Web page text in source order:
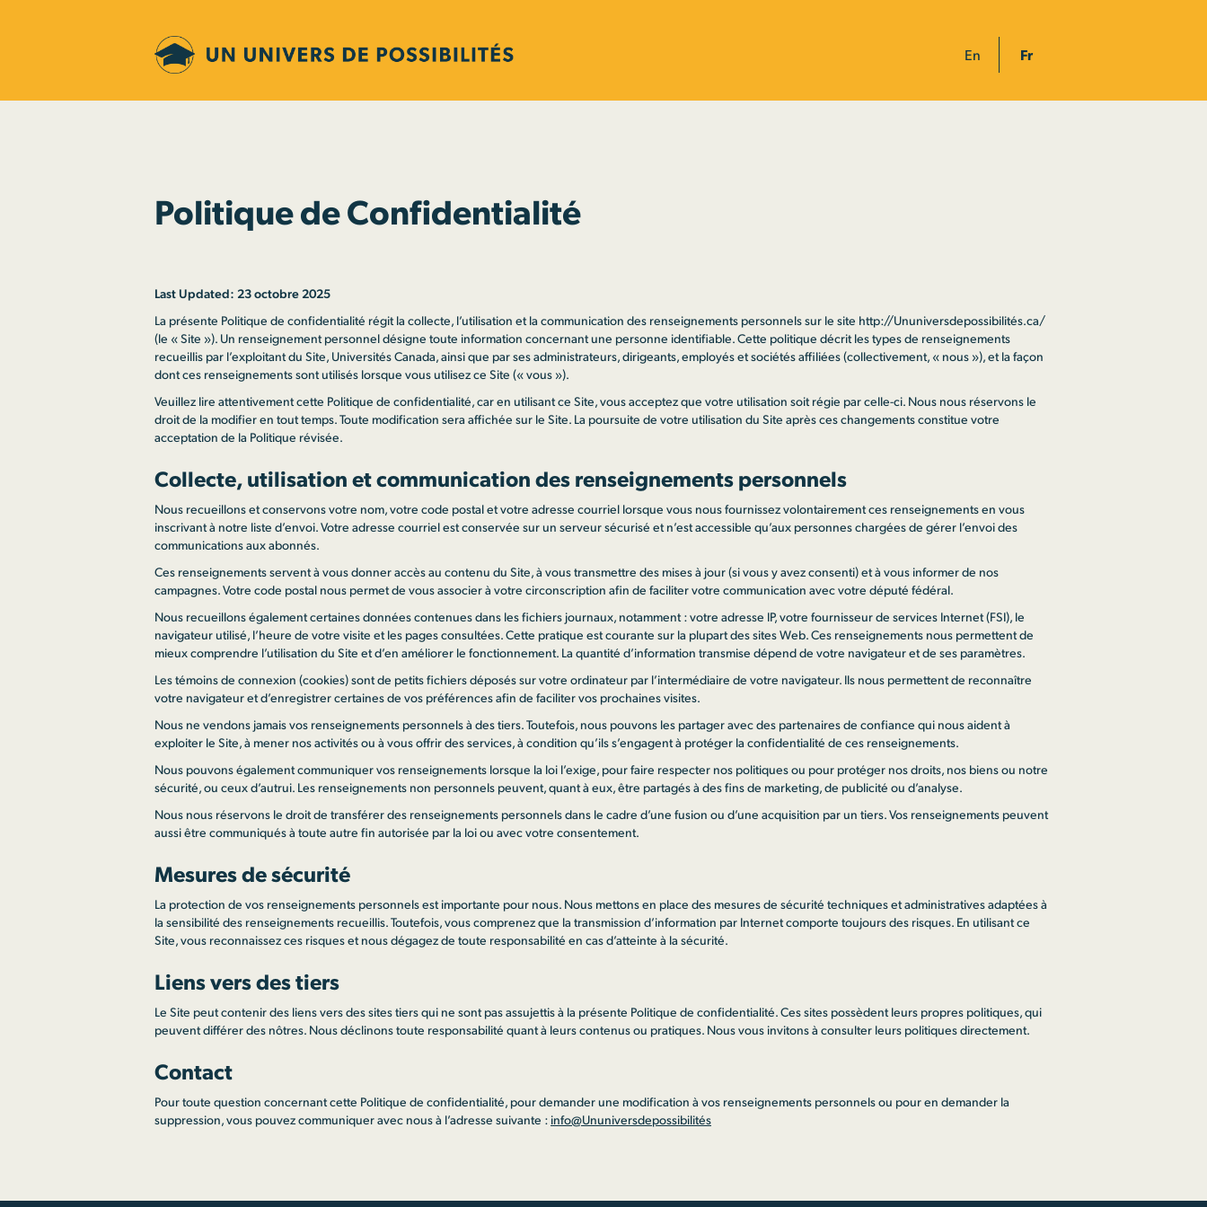
En Fr
Politique de Confidentialité
Last Updated: 23 octobre 2025
La présente Politique de confidentialité régit la collecte, l’utilisation et la communication des renseignements personnels sur le site http://Ununiversdepossibilités.ca/
(le « Site »). Un renseignement personnel désigne toute information concernant une personne identifiable. Cette politique décrit les types de renseignements
recueillis par l’exploitant du Site, Universités Canada, ainsi que par ses administrateurs, dirigeants, employés et sociétés affiliées (collectivement, « nous »), et la façon
dont ces renseignements sont utilisés lorsque vous utilisez ce Site (« vous »).
Veuillez lire attentivement cette Politique de confidentialité, car en utilisant ce Site, vous acceptez que votre utilisation soit régie par celle-ci. Nous nous réservons le
droit de la modifier en tout temps. Toute modification sera affichée sur le Site. La poursuite de votre utilisation du Site après ces changements constitue votre
acceptation de la Politique révisée.
Collecte, utilisation et communication des renseignements personnels
Nous recueillons et conservons votre nom, votre code postal et votre adresse courriel lorsque vous nous fournissez volontairement ces renseignements en vous
inscrivant à notre liste d’envoi. Votre adresse courriel est conservée sur un serveur sécurisé et n’est accessible qu’aux personnes chargées de gérer l’envoi des
communications aux abonnés.
Ces renseignements servent à vous donner accès au contenu du Site, à vous transmettre des mises à jour (si vous y avez consenti) et à vous informer de nos
campagnes. Votre code postal nous permet de vous associer à votre circonscription afin de faciliter votre communication avec votre député fédéral.
Nous recueillons également certaines données contenues dans les fichiers journaux, notamment : votre adresse IP, votre fournisseur de services Internet (FSI), le
navigateur utilisé, l’heure de votre visite et les pages consultées. Cette pratique est courante sur la plupart des sites Web. Ces renseignements nous permettent de
mieux comprendre l’utilisation du Site et d’en améliorer le fonctionnement. La quantité d’information transmise dépend de votre navigateur et de ses paramètres.
Les témoins de connexion (cookies) sont de petits fichiers déposés sur votre ordinateur par l’intermédiaire de votre navigateur. Ils nous permettent de reconnaître
votre navigateur et d’enregistrer certaines de vos préférences afin de faciliter vos prochaines visites.
Nous ne vendons jamais vos renseignements personnels à des tiers. Toutefois, nous pouvons les partager avec des partenaires de confiance qui nous aident à
exploiter le Site, à mener nos activités ou à vous offrir des services, à condition qu’ils s’engagent à protéger la confidentialité de ces renseignements.
Nous pouvons également communiquer vos renseignements lorsque la loi l’exige, pour faire respecter nos politiques ou pour protéger nos droits, nos biens ou notre
sécurité, ou ceux d’autrui. Les renseignements non personnels peuvent, quant à eux, être partagés à des fins de marketing, de publicité ou d’analyse.
Nous nous réservons le droit de transférer des renseignements personnels dans le cadre d’une fusion ou d’une acquisition par un tiers. Vos renseignements peuvent
aussi être communiqués à toute autre fin autorisée par la loi ou avec votre consentement.
Mesures de sécurité
La protection de vos renseignements personnels est importante pour nous. Nous mettons en place des mesures de sécurité techniques et administratives adaptées à
la sensibilité des renseignements recueillis. Toutefois, vous comprenez que la transmission d’information par Internet comporte toujours des risques. En utilisant ce
Site, vous reconnaissez ces risques et nous dégagez de toute responsabilité en cas d’atteinte à la sécurité.
Liens vers des tiers
Le Site peut contenir des liens vers des sites tiers qui ne sont pas assujettis à la présente Politique de confidentialité. Ces sites possèdent leurs propres politiques, qui
peuvent différer des nôtres. Nous déclinons toute responsabilité quant à leurs contenus ou pratiques. Nous vous invitons à consulter leurs politiques directement.
Contact
Pour toute question concernant cette Politique de confidentialité, pour demander une modification à vos renseignements personnels ou pour en demander la
suppression, vous pouvez communiquer avec nous à l’adresse suivante : info@Ununiversdepossibilités